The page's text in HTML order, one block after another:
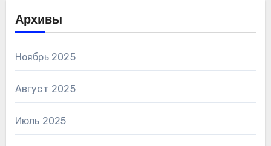
Архивы
Ноябрь 2025
Август 2025
Июль 2025